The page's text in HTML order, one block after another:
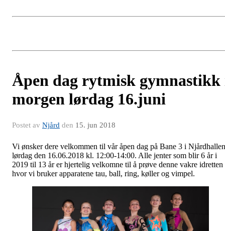
Åpen dag rytmisk gymnastikk
morgen lørdag 16.juni
Postet av Njård den 15. jun 2018
Vi ønsker dere velkommen til vår åpen dag på Bane 3 i Njårdhallen
lørdag den 16.06.2018 kl. 12:00-14:00. Alle jenter som blir 6 år i
2019 til 13 år er hjertelig velkomne til å prøve denne vakre idretten
hvor vi bruker apparatene tau, ball, ring, køller og vimpel.